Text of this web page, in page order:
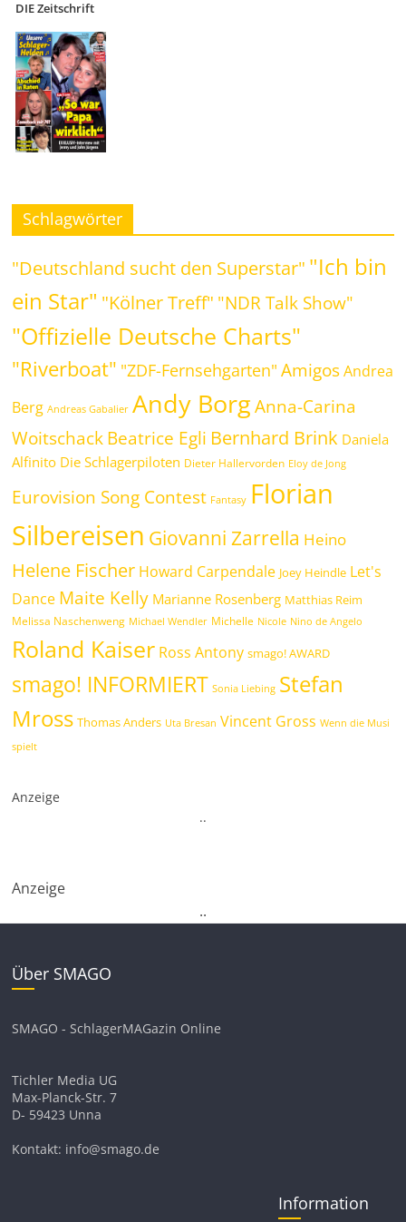
DIE Zeitschrift
Schlagwörter
"Deutschland sucht den Superstar" "Ich bin
ein Star" "Kölner Treff" "NDR Talk Show"
"Offizielle Deutsche Charts"
"Riverboat" "ZDF-Fernsehgarten" Amigos Andrea
Berg Andreas Gabalier Andy Borg Anna-Carina
WoitschackBeatrice Egli Bernhard Brink Daniela
Alfinito Die Schlagerpiloten Dieter Hallervorden Eloy de Jong
Eurovision Song Contest Fantasy Florian
Silbereisen Giovanni Zarrella Heino
Helene Fischer Howard Carpendale Joey Heindle Let's
Dance Maite Kelly Marianne Rosenberg Matthias Reim
Melissa Naschenweng Michael Wendler Michelle Nicole Nino de Angelo
Roland Kaiser Ross Antony smago! AWARD
smago! INFORMIERT Sonia Liebing Stefan
Mross Thomas Anders Uta Bresan Vincent Gross Wenn die Musi
spielt
Anzeige
..
Anzeige
..
Über SMAGO
SMAGO - SchlagerMAGazin Online
Tichler Media UG
Max-Planck-Str. 7
D- 59423 Unna
Kontakt: info@smago.de
Information